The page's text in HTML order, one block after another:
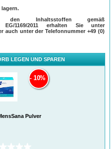
lagern.
den Inhaltsstoffen gemäß
EG/1169/2011 erhalten Sie unter
auch unter der Telefonnummer+49 (0)
LEGEN UND SPAREN
Pulver
10%